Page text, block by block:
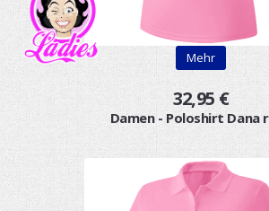
Mehr
32,95 €
Damen - Poloshirt Dana